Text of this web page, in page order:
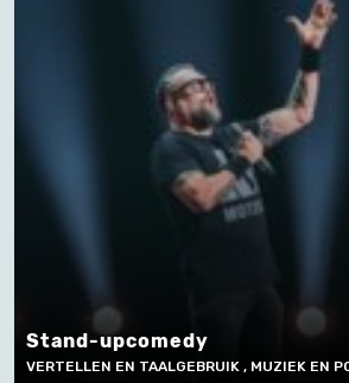
Stand-upcomedy
VERTELLEN EN TAALGEBRUIK , MUZIEK EN